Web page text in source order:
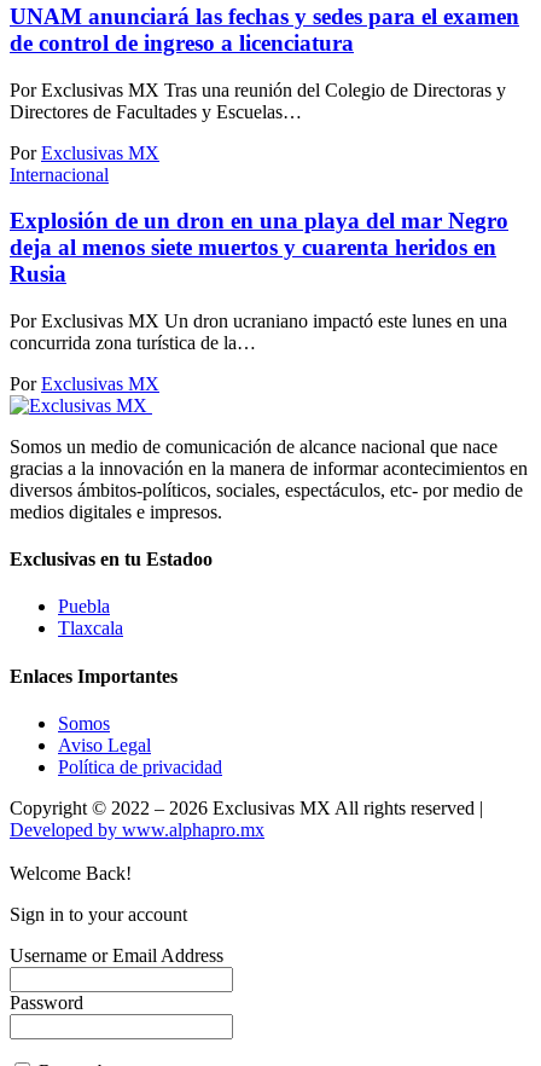
UNAM anunciará las fechas y sedes para el examen
de control de ingreso a licenciatura
Por Exclusivas MX Tras una reunión del Colegio de Directoras y
Directores de Facultades y Escuelas…
Por Exclusivas MX
Internacional
Explosión de un dron en una playa del mar Negro
deja al menos siete muertos y cuarenta heridos en
Rusia
Por Exclusivas MX Un dron ucraniano impactó este lunes en una
concurrida zona turística de la…
Por Exclusivas MX
Somos un medio de comunicación de alcance nacional que nace
gracias a la innovación en la manera de informar acontecimientos en
diversos ámbitos-políticos, sociales, espectáculos, etc- por medio de
medios digitales e impresos.
Exclusivas en tu Estadoo
Puebla
Tlaxcala
Enlaces Importantes
Somos
Aviso Legal
Política de privacidad
Copyright © 2022 – 2026 Exclusivas MX All rights reserved |
Developed by www.alphapro.mx
Welcome Back!
Sign in to your account
Username or Email Address
Password